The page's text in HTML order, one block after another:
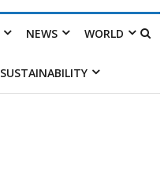
NEWS WORLD
SUSTAINABILITY